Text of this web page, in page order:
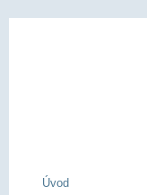
Úvod